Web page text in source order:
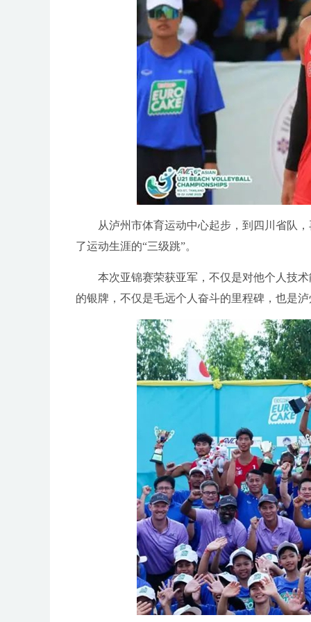
从泸州市体育运动中心起步，到四川省队，
了运动生涯的“三级跳”。
本次亚锦赛荣获亚军，不仅是对他个人技术
的银牌，不仅是毛远个人奋斗的里程碑，也是